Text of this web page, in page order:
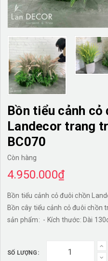
TƯ VẤN
Bồn tiểu cảnh cỏ
Landecor trang
BC070
Còn hàng
4.950.000₫
Bồn tiểu cảnh cỏ đuôi chồn
Bồn cây tiểu cảnh cỏ đuôi chồn
sản phẩm: - Kích thước: Dài
cảnh sẽ mang thiên nhiên đến
cây với kiểu dáng, họa tiết đa
SỐ LƯỢNG: